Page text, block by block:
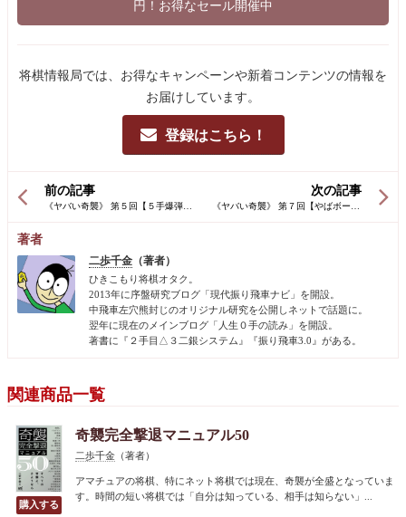
円！お得なセール開催中
将棋情報局では、お得なキャンペーンや新着コンテンツの情報を
お届けしています。
登録はこちら！
次の記事
前の記事
著者
二歩千金 （著者）
ひきこもり将棋オタク。
2013年に序盤研究ブログ「現代振り飛車ナビ」を開設。
中飛車左穴熊封じのオリジナル研究を公開しネットで話題に。
翌年に現在のメインブログ「人生０手の読み」を開設。
著書に『２手目△３二銀システム』『振り飛車3.0』がある。
関連商品一覧
奇襲完全撃退マニュアル50
二歩千金 （著者）
アマチュアの将棋、特にネット将棋では現在、奇襲が全盛となっていま
す。時間の短い将棋では「自分は知っている、相手は知らない」...